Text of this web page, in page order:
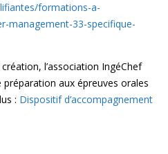
formations-a-
management-33-specifique-
l’association IngéChef
aux épreuves orales
: Dispositif d’accompagnement